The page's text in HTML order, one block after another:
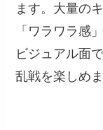
ます。大量の
「ワラワラ感
ビジュアル面
乱戦を楽しめま